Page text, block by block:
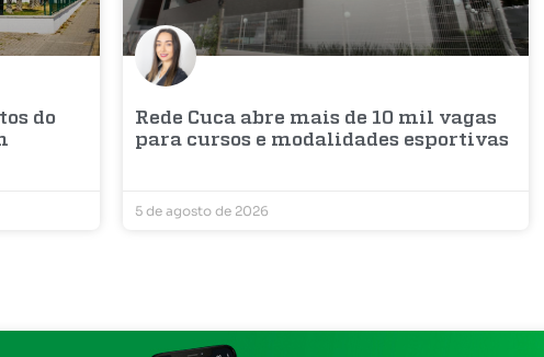
do
Rede Cuca abre mais de 10 mil vagas
para cursos e modalidades esportivas
5 de agosto de 2026